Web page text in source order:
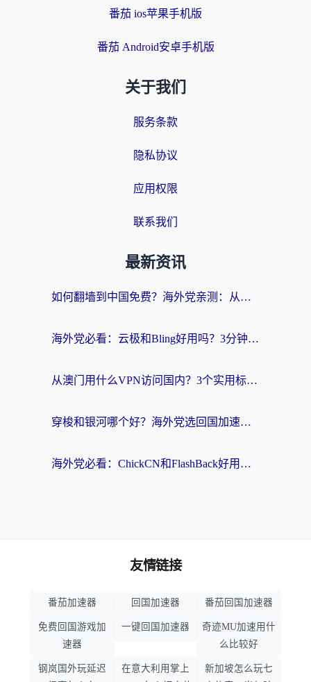
番茄 ios苹果手机版
番茄 Android安卓手机版
关于我们
服务条款
隐私协议
应用权限
联系我们
最新资讯
如何翻墙到中国免费？海外党亲测：从踩坑到选对加速器的全攻略
海外党必看：云极和Bling好用吗？3分钟教你选对回国加速器
从澳门用什么VPN访问国内？3个实用标准帮你避开坑，无缝刷剧听歌
穿梭和银河哪个好？海外党选回国加速器的避坑指南，附番茄加速器实测体验
海外党必看：ChickCN和FlashBack好用吗？3招教你选对回国加速器（附云极、HomeCN、斧牛vs艾果对比）
友情链接
番茄加速器 回国加速器 番茄回国加速器
免费回国游戏加
速器
一键回国加速器
奇迹MU加速用什
么比较好
钢岚国外玩延迟
在意大利用掌上
新加坡怎么玩七